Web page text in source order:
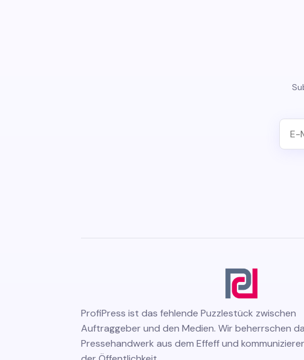
ProfiPress ist das fehlende Puzzlestück zwischen
Auftraggeber und den Medien. Wir beherrschen
Pressehandwerk aus dem Effeff und